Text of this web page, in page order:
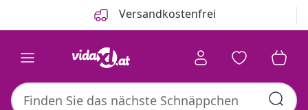
Versandkostenfrei